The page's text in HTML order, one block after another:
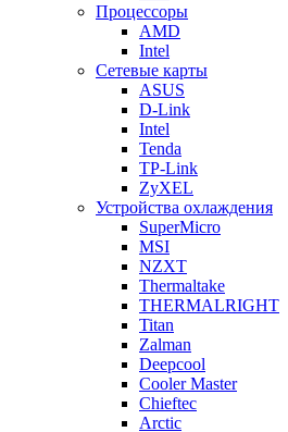
Процессоры
AMD
Intel
Сетевые карты
ASUS
D-Link
Intel
Tenda
TP-Link
ZyXEL
Устройства охлаждения
SuperMicro
MSI
NZXT
Thermaltake
THERMALRIGHT
Titan
Zalman
Deepcool
Cooler Master
Chieftec
Arctic